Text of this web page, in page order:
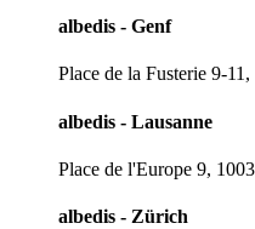
albedis - Genf
Place de la Fusterie 9-
albedis - Lausanne
Place de l'Europe 9,
albedis - Zürich